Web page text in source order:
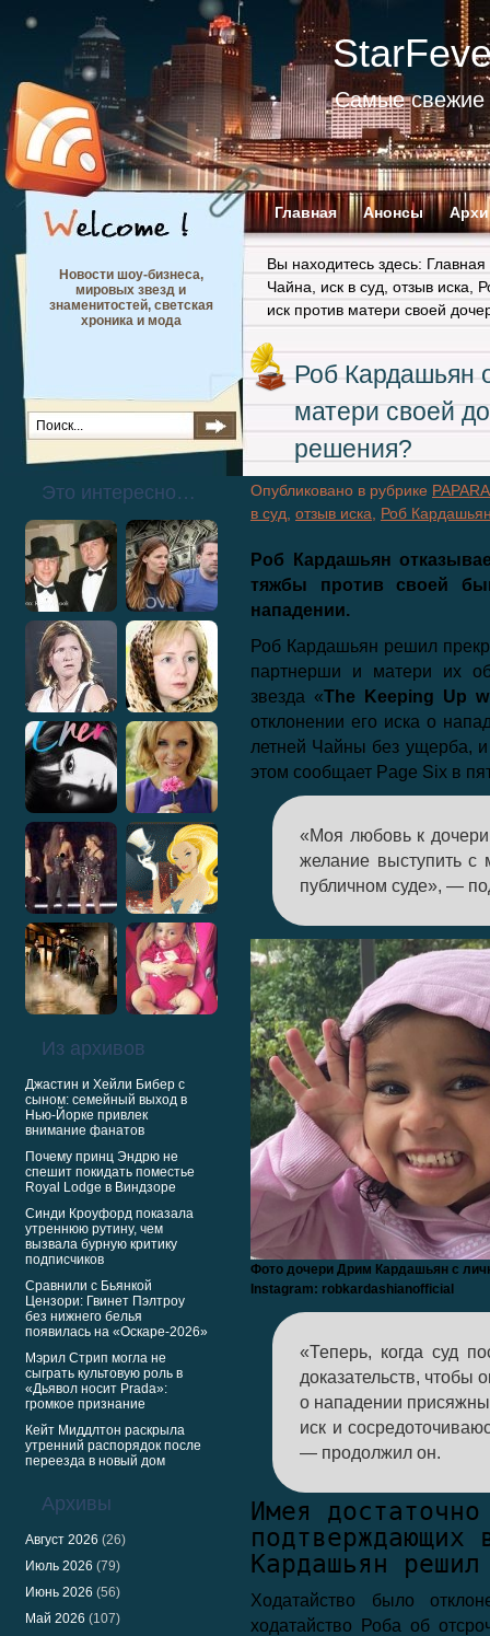
Самые свежие
Главная Анонсы
Новости шоу-бизнеса,
мировых звезд и
знаменитостей, светская
хроника и мода
Это интересно…
Из архивов
Джастин и Хейли Бибер с
сыном: семейный выход в
Нью-Йорке привлек
внимание фанатов
Почему принц Эндрю не
спешит покидать поместье
Royal Lodge в Виндзоре
Синди Кроуфорд показала
утреннюю рутину, чем
вызвала бурную критику
подписчиков
Сравнили с Бьянкой
Цензори: Гвинет Пэлтроу
без нижнего белья
появилась на «Оскаре-2026»
Мэрил Стрип могла не
сыграть культовую роль в
«Дьявол носит Prada»:
громкое признание
Кейт Миддлтон раскрыла
утренний распорядок после
переезда в новый дом
Архивы
Август 2026 (26)
Июль 2026 (79)
Июнь 2026 (56)
Май 2026 (107)
Вы находитесь здесь: Главная
Чайна
иск в суд отзыв иска
иск против матери своей
Роб Кардашьян
матери своей
решения?
Опубликовано в рубрике
в суд отзыв иска Роб
Роб Кардашьян
тяжбы против своей
нападении.
Роб Кардашьян решил
партнерши и матери их
звезда «The
Keeping Up
отклонении его иска о
летней Чайны без ущерба, и
этом сообщает Page Six в
«Моя любовь к
желание выступить с
публичном суде», —
Фото дочери Дрим Кардашьян с
Instagram: robkardashianofficial
«Теперь, когда суд
доказательств, чтобы
о нападении
иск и
— продолжил он.
Имея
Кардашьян
Ходатайство было
ходатайство Роба об